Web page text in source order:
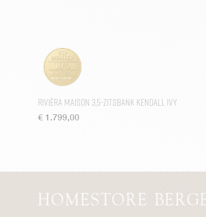
Rivièra Maison 3,5-zitsbank Kendall Ivy
€ 1.799,00